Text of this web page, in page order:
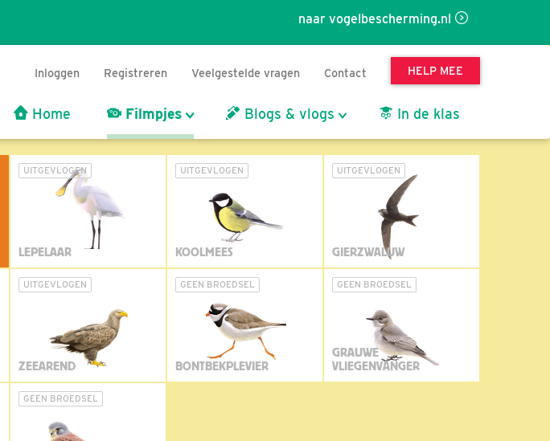
naar vogelbescherming.nl
Inloggen Registreren Veelgestelde vragen Contact HELP MEE
Home Filmpjes Blogs & vlogs In de klas
UITGEVLOGEN
LEPELAAR
UITGEVLOGEN
KOOLMEES
UITGEVLOGEN
GIERZWALUW
UITGEVLOGEN
ZEEAREND
GEEN BROEDSEL
BONTBEKPLEVIER
GEEN BROEDSEL
GRAUWE
VLIEGENVANGER
GEEN BROEDSEL